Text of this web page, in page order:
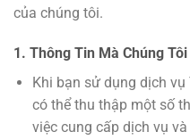
của chúng tôi.
1. Thông Tin Mà Chúng
Khi bạn sử dụng dịch
có thể thu thập một số
việc cung cấp dịch vụ